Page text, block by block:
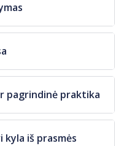
pagrindinė praktika
kyla iš prasmės